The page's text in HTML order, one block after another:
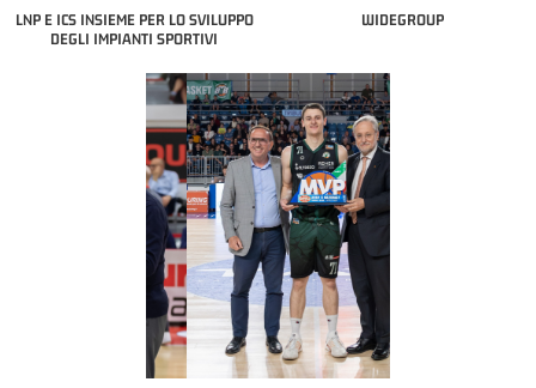
LNP E ICS INSIEME PER LO SVILUPPO
DEGLI IMPIANTI SPORTIVI
WIDEGROUP